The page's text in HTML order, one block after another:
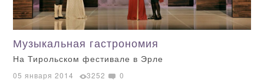
Музыкальная гастрономия
На Тирольском фестивале в Эрле
05 января 2014 3252 0